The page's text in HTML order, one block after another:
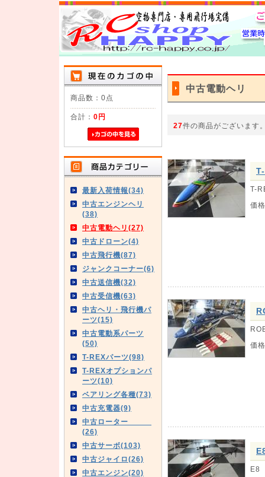
商品数：0点
合計： 0円
最新入荷情報(34)
中古エンジンヘリ
(38)
中古電動ヘリ(27)
中古ドローン(4)
中古飛行機(87)
ジャンクコーナー(6)
中古送信機(32)
中古受信機(63)
中古ヘリ・飛行機パ
ーツ(15)
中古電動系パーツ
(50)
T-REXパーツ(98)
T-REXオプションパ
ーツ(10)
ベアリング各種(73)
中古充電器(9)
中古ローター
(26)
中古サーボ(103)
中古ジャイロ(26)
中古エンジン(20)
中古電動ヘリ
27件の商品がございます
T-
価格
価格
E8